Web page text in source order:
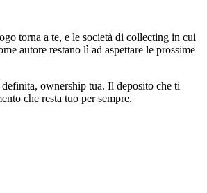
torna a te, e le società di collecting in cui
autore restano lì ad aspettare le prossime
ownership tua. Il deposito che ti
che resta tuo per sempre.